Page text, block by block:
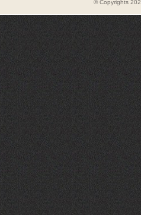
© Copyrights